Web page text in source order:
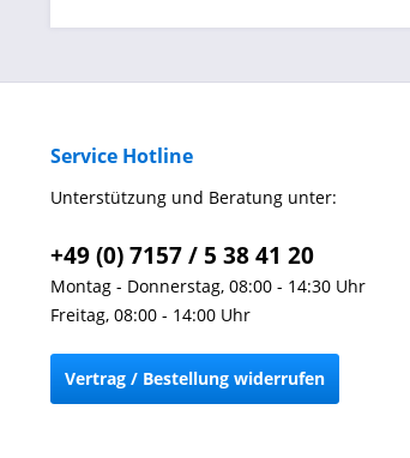
Service Hotline
Unterstützung und Beratung unter:
+49 (0) 7157 / 5 38 41 20
Montag - Donnerstag, 08:00 - 14:30 Uhr
Freitag, 08:00 - 14:00 Uhr
Vertrag / Bestellung widerrufen